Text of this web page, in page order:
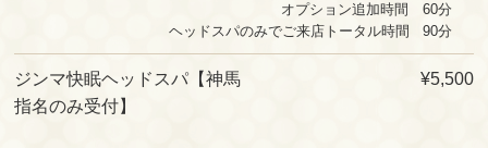
オプション追加時間 60分
ヘッドスパのみでご来店トータル時間 90分
ジンマ快眠ヘッドスパ 【神馬
指名のみ受付】
¥5,500